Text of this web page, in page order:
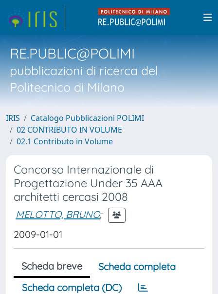
RE.PUBLIC@POLIMI
pubblicazioni di ricerca del
Politecnico di Milano
IRIS
Catalogo Pubblicazioni POLIMI
02 CONTRIBUTO IN VOLUME
02.1 Contributo in Volume
Concorso Internazionale di
Progettazione Under 35 AAA
architetti cercasi 2008
MELOTTO, BRUNO;
2009-01-01
Scheda breve
Scheda completa
Scheda completa (DC)